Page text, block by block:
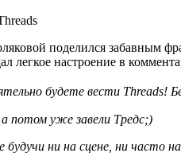
поделился забавным
легкое настроение в
будете вести Threads!
а потом уже завели Тредс;)